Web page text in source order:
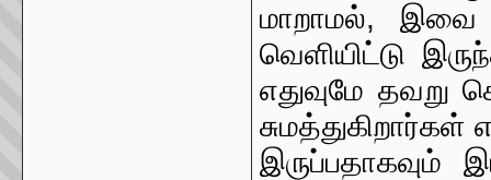
மாறாமல், இவை
வெளியிட்டு
எதுவுமே தவறு
இருப்பதாகவும்